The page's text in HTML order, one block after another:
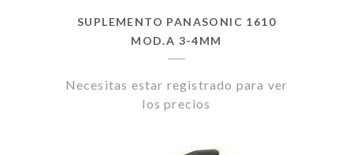
SUPLEMENTO PANASONIC 1610
MOD.A 3-4MM
Necesitas estar registrado para ver
los precios